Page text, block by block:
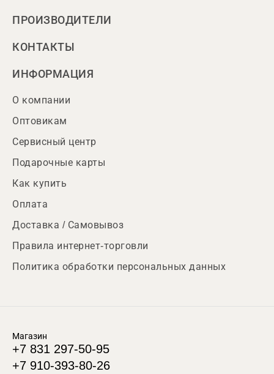
ПРОИЗВОДИТЕЛИ
КОНТАКТЫ
ИНФОРМАЦИЯ
О компании
Оптовикам
Сервисный центр
Подарочные карты
Как купить
Оплата
Доставка / Самовывоз
Правила интернет-торговли
Политика обработки персональных данных
Магазин
+7 831 297-50-95
+7 910-393-80-26